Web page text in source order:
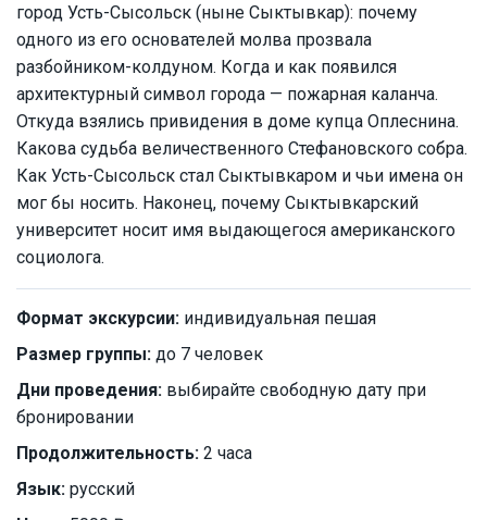
город Усть-Сысольск (ныне Сыктывкар): почему
одного из его основателей молва прозвала
разбойником-колдуном. Когда и как появился
архитектурный символ города — пожарная каланча.
Откуда взялись привидения в доме купца Оплеснина.
Какова судьба величественного Стефановского собра.
Как Усть-Сысольск стал Сыктывкаром и чьи имена он
мог бы носить. Наконец, почему Сыктывкарский
университет носит имя выдающегося американского
социолога.
Формат экскурсии: индивидуальная пешая
Размер группы: до 7 человек
Дни проведения: выбирайте свободную дату при
бронировании
Продолжительность: 2 часа
Язык: русский